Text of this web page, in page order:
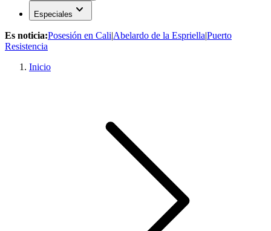
Especiales expand_more
Es noticia:Posesión en Cali|Abelardo de la Espriella|Puerto
Resistencia
Inicio